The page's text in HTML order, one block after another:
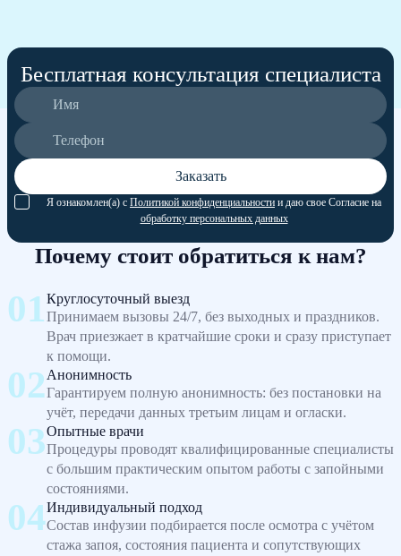
Бесплатная консультация специалиста
Заказать
Я ознакомлен(а) с Политикой конфиденциальности и даю свое Согласие на
обработку персональных данных
Почему стоит обратиться к нам?
Круглосуточный выезд
Принимаем вызовы 24/7, без выходных и праздников.
Врач приезжает в кратчайшие сроки и сразу приступает
к помощи.
Анонимность
Гарантируем полную анонимность: без постановки на
учёт, передачи данных третьим лицам и огласки.
Опытные врачи
Процедуры проводят квалифицированные специалисты
с большим практическим опытом работы с запойными
состояниями.
Индивидуальный подход
Состав инфузии подбирается после осмотра с учётом
стажа запоя, состояния пациента и сопутствующих